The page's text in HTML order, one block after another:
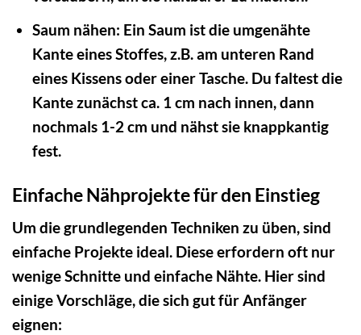
Saum nähen: Ein Saum ist die umgenähte
Kante eines Stoffes, z.B. am unteren Rand
eines Kissens oder einer Tasche. Du faltest die
Kante zunächst ca. 1 cm nach innen, dann
nochmals 1-2 cm und nähst sie knappkantig
fest.
Einfache Nähprojekte für den Einstieg
Um die grundlegenden Techniken zu üben, sind
einfache Projekte ideal. Diese erfordern oft nur
wenige Schnitte und einfache Nähte. Hier sind
einige Vorschläge, die sich gut für Anfänger
eignen: